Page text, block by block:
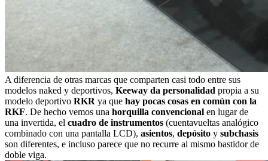
A diferencia de otras marcas que comparten casi todo entre sus
modelos naked y deportivos, Keeway da personalidad propia a su
modelo deportivo RKR ya que hay pocas cosas en común con la
RKF. De hecho vemos una horquilla convencional en lugar de
una invertida, el cuadro de instrumentos (cuentavueltas analógico
combinado con una pantalla LCD), asientos, depósito y subchasis
son diferentes, e incluso parece que no recurre al mismo bastidor de
doble viga.